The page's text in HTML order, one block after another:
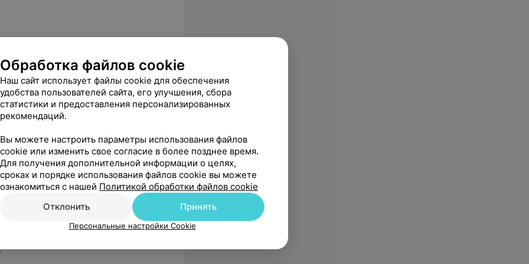
заключается в изучении
факторов в развитии хронических
доступных для
лабораторной и
работы:
органов лимфоглоточного кольца
работ, 2 учебных пособий, 1
диагностики и лечения
Обработка файлов cookie
Наш сайт использует файлы cookie для обеспечения
удобства пользователей сайта, его улучшения, сбора
статистики и предоставления персонализированных
рекомендаций.
Вы можете настроить параметры использования файлов
cookie или изменить свое согласие в более позднее время.
Для получения дополнительной информации о целях,
сроках и порядке использования файлов cookie вы можете
ознакомиться с нашей Политикой обработки файлов cookie
Отклонить
Принять
Персональные настройки Cookie